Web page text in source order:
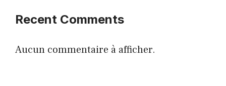
Recent Comments
Aucun commentaire à afficher.